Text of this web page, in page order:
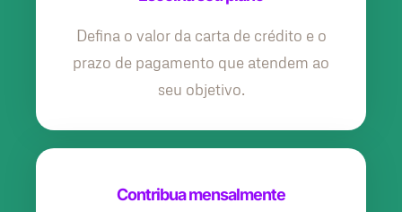
Defina o valor da carta de crédito e o
prazo de pagamento que atendem ao
seu objetivo.
Contribua mensalmente